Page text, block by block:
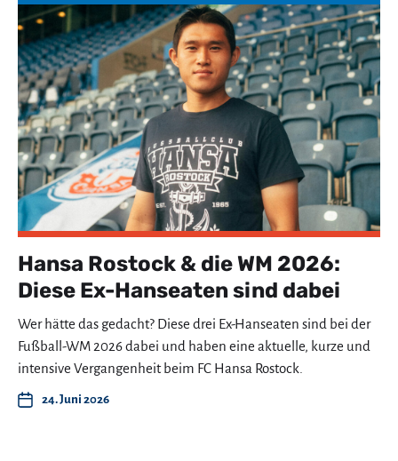
Hansa Rostock & die WM 2026:
Diese Ex-Hanseaten sind dabei
Wer hätte das gedacht? Diese drei Ex-Hanseaten sind bei der
Fußball-WM 2026 dabei und haben eine aktuelle, kurze und
intensive Vergangenheit beim FC Hansa Rostock.
24. Juni 2026